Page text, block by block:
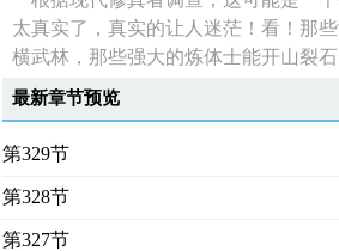
太真实了，真实的让人迷茫！看！那
横武林，那些强大的炼体士能开山裂
最新章节预览
第329节
第328节
第327节